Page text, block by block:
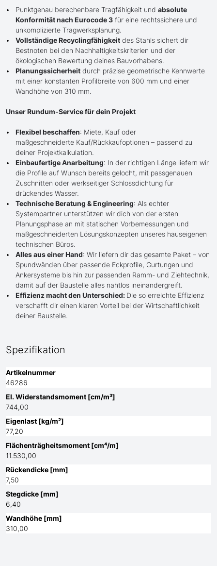
Punktgenau berechenbare Tragfähigkeit und absolute
Konformität nach Eurocode 3 für eine rechtssichere und
unkomplizierte Tragwerksplanung.
Vollständige Recyclingfähigkeit des Stahls sichert dir
Bestnoten bei den Nachhaltigkeitskriterien und der
ökologischen Bewertung deines Bauvorhabens.
Planungssicherheit durch präzise geometrische Kennwerte
mit einer konstanten Profilbreite von 600 mm und einer
Wandhöhe von 310 mm.
Unser Rundum-Service für dein Projekt
Flexibel beschaffen: Miete, Kauf oder
maßgeschneiderte Kauf/Rückkaufoptionen – passend zu
deiner Projektkalkulation.
Einbaufertige Anarbeitung: In der richtigen Länge liefern wir
die Profile auf Wunsch bereits gelocht, mit passgenauen
Zuschnitten oder werkseitiger Schlossdichtung für
drückendes Wasser.
Technische Beratung & Engineering: Als echter
Systempartner unterstützen wir dich von der ersten
Planungsphase an mit statischen Vorbemessungen und
maßgeschneiderten Lösungskonzepten unseres hauseigenen
technischen Büros.
Alles aus einer Hand: Wir liefern dir das gesamte Paket – von
Spundwänden über passende Eckprofile, Gurtungen und
Ankersysteme bis hin zur passenden Ramm- und Ziehtechnik,
damit auf der Baustelle alles nahtlos ineinandergreift.
Effizienz macht den Unterschied: Die so erreichte Effizienz
verschafft dir einen klaren Vorteil bei der Wirtschaftlichkeit
deiner Baustelle.
Spezifikation
Artikelnummer
46286
El. Widerstandsmoment [cm/m³]
744,00
Eigenlast [kg/m²]
77,20
Flächenträgheitsmoment [cm⁴/m]
11.530,00
Rückendicke [mm]
7,50
Stegdicke [mm]
6,40
Wandhöhe [mm]
310,00